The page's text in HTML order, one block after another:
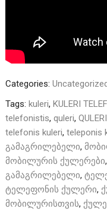
Categories: Uncategorized
Tags: kuleri, KULERI
telefonistis, quleri,
telefonis kuleri, teleponis
გამაგრილებელი,
მობილურის ქულერები,
გამაგრილებელი,
ტელეფონის ქულერი,
მობილურისთვის,